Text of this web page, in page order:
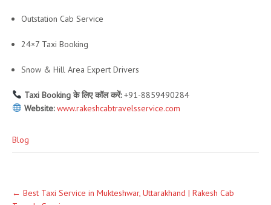
Outstation Cab Service
24×7 Taxi Booking
Snow & Hill Area Expert Drivers
Taxi Booking के लिए कॉल करें:+91-8859490284
Website: www.rakeshcabtravelsservice.com
Blog
← Best Taxi Service in Mukteshwar, Uttarakhand | Rakesh Cab